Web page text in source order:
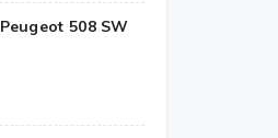
Peugeot 508 SW